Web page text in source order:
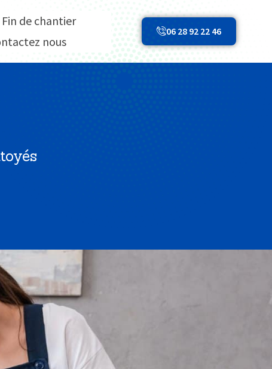
Fin de chantier
nous
06 28 92 22 46